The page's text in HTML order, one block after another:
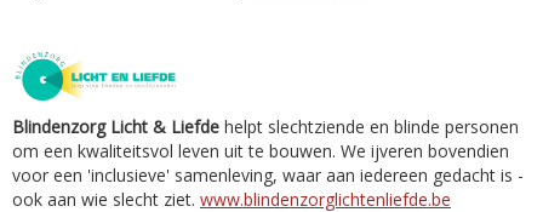
Blindenzorg Licht & Liefde helpt slechtziende en blinde personen
om een kwaliteitsvol leven uit te bouwen. We ijveren bovendien
voor een 'inclusieve' samenleving, waar aan iedereen gedacht is -
ook aan wie slecht ziet. www.blindenzorglichtenliefde.be